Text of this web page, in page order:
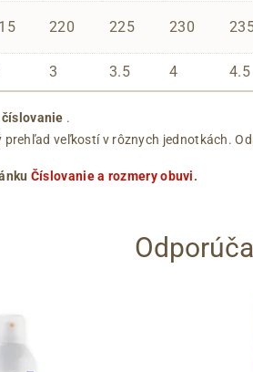
220 225 230
3 3.5 4 4.5
.
veľkostí v rôznych jednotkách.
Číslovanie a rozmery obuvi.